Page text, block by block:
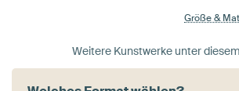
Größe &
Weitere Kunstwerke unter